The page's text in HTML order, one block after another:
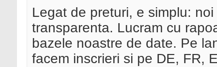
Legat de preturi, e simplu:
transparenta. Lucram cu
bazele noastre de date. Pe
facem inscrieri si pe DE, FR,